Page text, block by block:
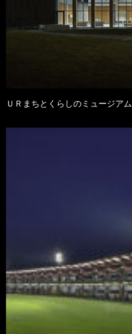
ＵＲまちとくらしのミュージアム